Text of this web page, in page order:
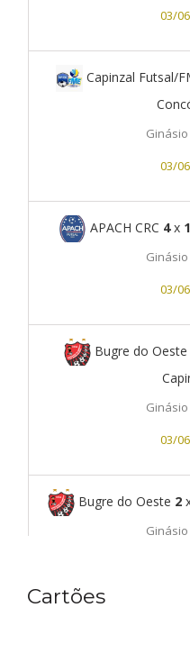
03/
Capinzal Futsal/
Ginásio
03/
APACH CRC 4x 1
Ginásio
03/
Bugre do Oeste
Ginásio
03/
Bugre do Oeste 2
Ginásio
Cartões